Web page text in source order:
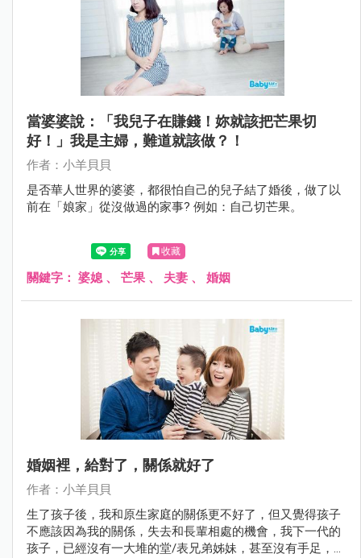
當婆婆說：「我兒子在賺錢！妳就該把芒果切
好！」我是主婦，難道就該做？！
作者：小羊貝貝
是否華人世界的婆婆，都很怕自己的兒子結了婚後，做了以
前在「娘家」從沒做過的家事? 例如：自己切芒果。
收藏
關鍵字： 婆媳 、 芒果 、 夫妻 、 婚姻
婚姻裡，給對了，關係就好了
作者：小羊貝貝
生了孩子後，我和原生家庭的關係更不好了，但又覺得孩子
不應該因為我的關係，失去和長輩相處的機會，我下一代的
孩子，已經沒有一大堆的堂/表兄弟姊妹，甚至沒有手足，總